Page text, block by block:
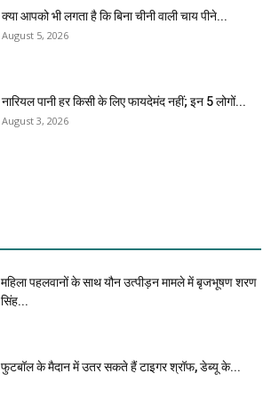
क्या आपको भी लगता है कि बिना चीनी वाली चाय पीने...
August 5, 2026
नारियल पानी हर किसी के लिए फायदेमंद नहीं; इन 5 लोगों...
August 3, 2026
महिला पहलवानों के साथ यौन उत्पीड़न मामले में बृजभूषण शरण
सिंह...
फुटबॉल के मैदान में उतर सकते हैं टाइगर श्रॉफ, डेब्यू के...